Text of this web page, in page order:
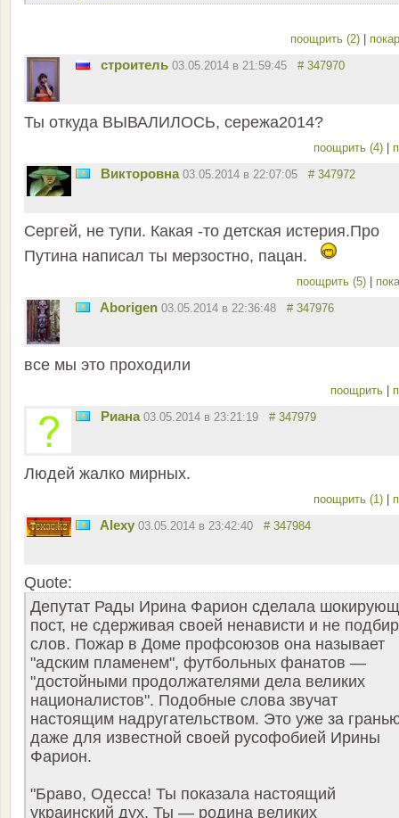
поощрить (2) |
строитель 03.05.2014 в 21:59:45 # 347970
Ты откуда ВЫВАЛИЛОСЬ, сережа2014?
поощрить (4) |
Викторовна 03.05.2014 в 22:07:05 # 347972
Сергей, не тупи. Какая -то детская истерия.Про
Путина написал ты мерзостно, пацан.
поощрить (5) |
Aborigen 03.05.2014 в 22:36:48 # 347976
все мы это проходили
поощрить |
Риана 03.05.2014 в 23:21:19 # 347979
Людей жалко мирных.
поощрить (1) |
Alexy 03.05.2014 в 23:42:40 # 347984
Quote:
Депутат Рады Ирина Фарион сделала
пост, не сдерживая своей ненависти и не
слов. Пожар в Доме профсоюзов она называет
"адским пламенем", футбольных фанатов —
"достойными продолжателями дела великих
националистов". Подобные слова звучат
настоящим надругательством. Это уже за
даже для известной своей русофобией Ирины
Фарион.
"Браво, Одесса! Ты показала настоящий
украинский дух. Ты — родина великих